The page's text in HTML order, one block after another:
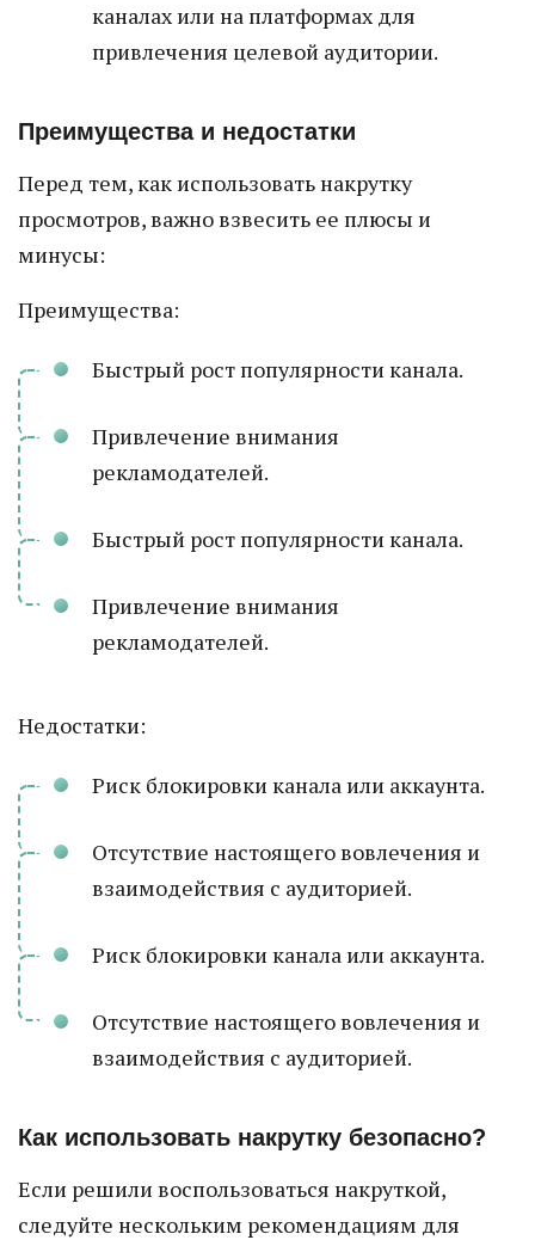
каналах или на платформах для
привлечения целевой аудитории.
Преимущества и недостатки
Перед тем, как использовать накрутку
просмотров, важно взвесить ее плюсы и
минусы:
Преимущества:
Быстрый рост популярности канала.
Привлечение внимания
рекламодателей.
Быстрый рост популярности канала.
Привлечение внимания
рекламодателей.
Недостатки:
Риск блокировки канала или аккаунта.
Отсутствие настоящего вовлечения и
взаимодействия с аудиторией.
Риск блокировки канала или аккаунта.
Отсутствие настоящего вовлечения и
взаимодействия с аудиторией.
Как использовать накрутку безопасно?
Если решили воспользоваться накруткой,
следуйте нескольким рекомендациям для